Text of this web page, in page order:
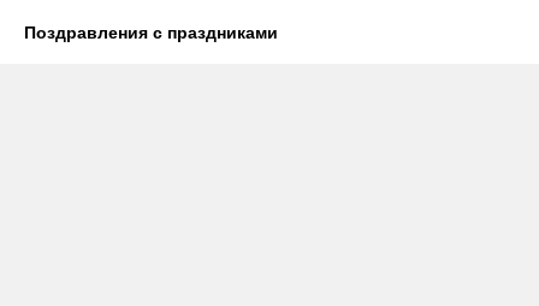
Поздравления с праздниками